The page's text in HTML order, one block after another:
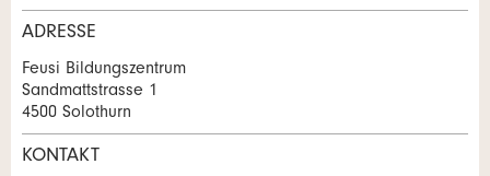
Vorname / Nachname *:
Firma / Organisation:
ADRESSE
Feusi Bildungszentrum
Sandmattstrasse 1
4500 Solothurn
KONTAKT